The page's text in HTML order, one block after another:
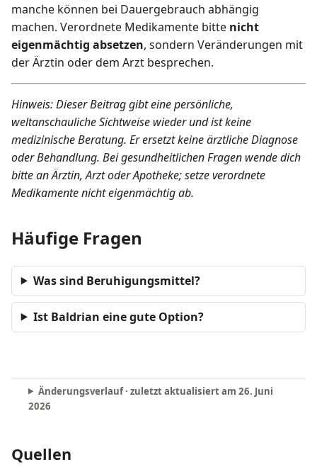
manche können bei Dauergebrauch abhängig
machen. Verordnete Medikamente bitte nicht
eigenmächtig absetzen, sondern Veränderungen mit
der Ärztin oder dem Arzt besprechen.
Hinweis: Dieser Beitrag gibt eine persönliche,
weltanschauliche Sichtweise wieder und ist keine
medizinische Beratung. Er ersetzt keine ärztliche Diagnose
oder Behandlung. Bei gesundheitlichen Fragen wende dich
bitte an Ärztin, Arzt oder Apotheke; setze verordnete
Medikamente nicht eigenmächtig ab.
Häufige Fragen
Was sind Beruhigungsmittel?
Ist Baldrian eine gute Option?
Änderungsverlauf · zuletzt aktualisiert am 26. Juni
2026
Quellen